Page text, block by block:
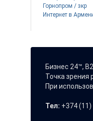
Горнопром / зкр
Интернет в
Бизнес 24™,
Точка зрения
При
Тел: +374 (11)